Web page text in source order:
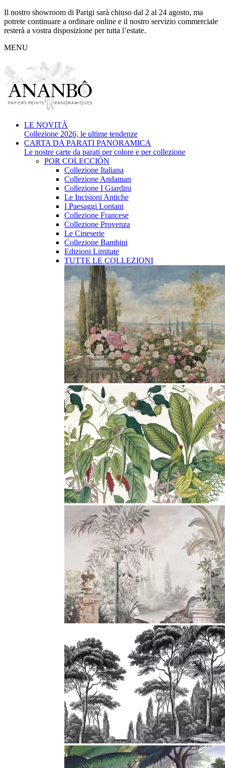
Il nostro showroom di Parigi sarà chiuso dal 2 al 24 agosto, ma
potrete continuare a ordinare online e il nostro servizio commerciale
resterà a vostra disposizione per tutta l’estate.
MENU
LE NOVITÀ
Collezione 2026, le ultime tendenze
CARTA DA PARATI PANORAMICA
Le nostre carte da parati per colore e per collezione
POR COLECCIÓN
Collezione Italiana
Collezione Andaman
Collezione I Giardini
Le Incisioni Antiche
I Paesaggi Lontani
Collezione Francese
Collezione Provenza
Le Cineserie
Collezione Bambini
Edizioni Limitate
TUTTE LE COLLEZIONI